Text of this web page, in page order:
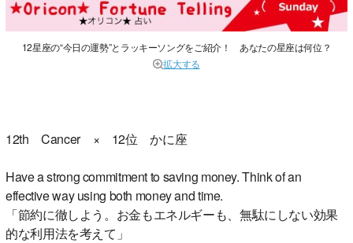
12星座の“今日の運勢”とラッキーソングをご紹介！ あなたの星座は何位？
拡大する
12th Cancer × 12位 かに座
Have a strong commitment to saving money. Think of an
effective way using both money and time.
「節約に徹しよう。お金もエネルギーも、無駄にしない効果
的な利用法を考えて」